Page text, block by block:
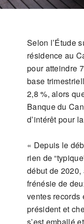
Selon l’Étude
résidence au
pour atteindre
base
2,8 %, alors
Banque du
d’intérêt pour
« Depuis le
rien de
début de
frénésie de
ventes records
président et